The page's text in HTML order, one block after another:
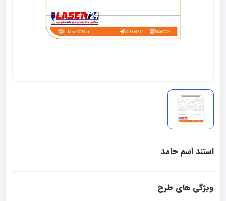
استند اسم حامد
ویژگی های طرح